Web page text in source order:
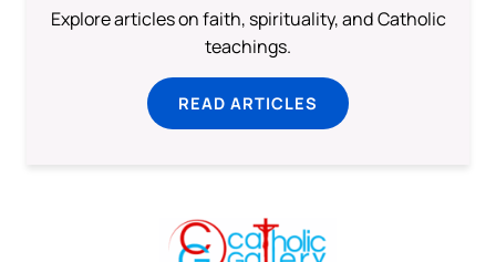
Explore articles on faith, spirituality, and Catholic
teachings.
READ ARTICLES